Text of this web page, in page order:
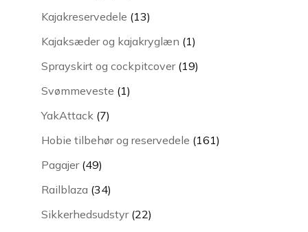
varer
Kajakreservedele 1313
varer
Kajaksæder og kajakryglæn 11
vare
Sprayskirt og cockpitcover 1919
Svømmeveste 11
YakAttack 77
Hobie tilbehør og reservedele 161161
Pagajer 4949
varer
Railblaza 3434
varer
Sikkerhedsudstyr 2222